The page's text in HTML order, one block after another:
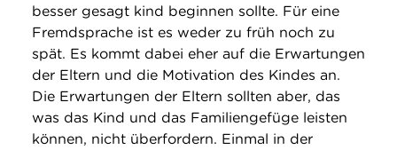
besser gesagt kind beginnen sollte. Für eine
Fremdsprache ist es weder zu früh noch zu
spät. Es kommt dabei eher auf die Erwartungen
der Eltern und die Motivation des Kindes an.
Die Erwartungen der Eltern sollten aber, das
was das Kind und das Familiengefüge leisten
können, nicht überfordern. Einmal in der